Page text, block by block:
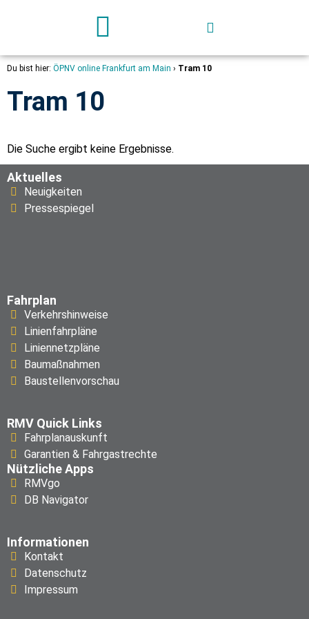
Du bist hier: ÖPNV online Frankfurt am Main › Tram 10
Tram 10
Die Suche ergibt keine Ergebnisse.
Aktuelles
Neuigkeiten
Pressespiegel
Fahrplan
Verkehrshinweise
Linienfahrpläne
Liniennetzpläne
Baumaßnahmen
Baustellenvorschau
RMV Quick Links
Fahrplanauskunft
Garantien & Fahrgastrechte
Nützliche Apps
RMVgo
DB Navigator
Informationen
Kontakt
Datenschutz
Impressum